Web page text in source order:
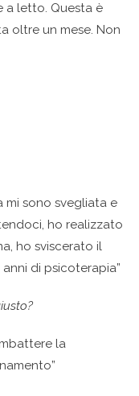
a letto. Questa è
oltre un mese. Non
mi sono svegliata e
ho realizzato
ho sviscerato il
di psicoterapia”
la